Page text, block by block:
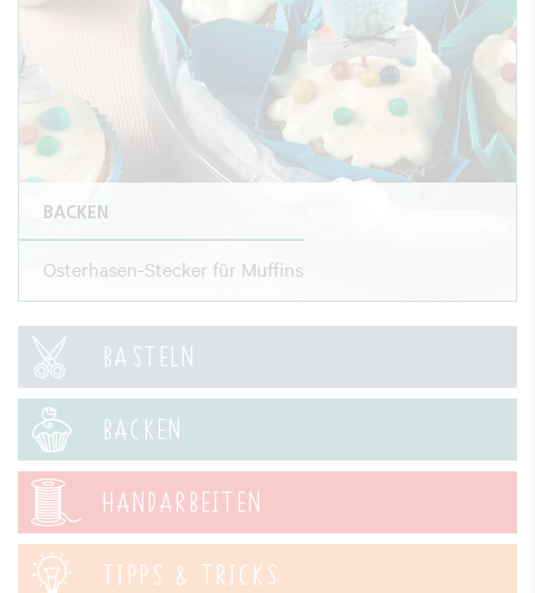
BACKEN
Osterhasen-Stecker für Muffins
BASTELN
BACKEN
HANDARBEITEN
TIPPS & TRICKS